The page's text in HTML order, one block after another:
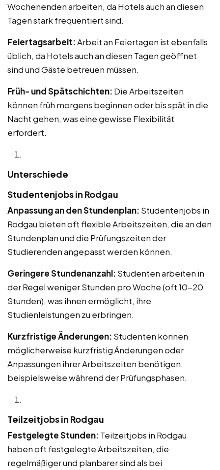
Wochenenden arbeiten, da Hotels auch an diesen
Tagen stark frequentiert sind.
Feiertagsarbeit:Arbeit an Feiertagen ist ebenfalls
üblich, da Hotels auch an diesen Tagen geöffnet
sind und Gäste betreuen müssen.
Früh- und Spätschichten: Die Arbeitszeiten
können früh morgens beginnen oder bis spät in die
Nacht gehen, was eine gewisse Flexibilität
erfordert.
Unterschiede
Studentenjobs in Rodgau
Anpassung an den Stundenplan: Studentenjobs in
Rodgau bieten oft flexible Arbeitszeiten, die an den
Stundenplan und die Prüfungszeiten der
Studierenden angepasst werden können.
Geringere Stundenanzahl: Studenten arbeiten in
der Regel weniger Stunden pro Woche (oft 10-20
Stunden), was ihnen ermöglicht, ihre
Studienleistungen zu erbringen.
Kurzfristige Änderungen: Studenten können
möglicherweise kurzfristig Änderungen oder
Anpassungen ihrer Arbeitszeiten benötigen,
beispielsweise während der Prüfungsphasen.
Teilzeitjobs in Rodgau
Festgelegte Stunden: Teilzeitjobs in Rodgau
haben oft festgelegte Arbeitszeiten, die
regelmäßiger und planbarer sind als bei